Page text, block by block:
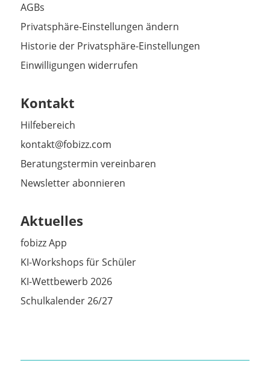
AGBs
Privatsphäre-Einstellungen ändern
Historie der Privatsphäre-Einstellungen
Einwilligungen widerrufen
Kontakt
Hilfebereich
kontakt@fobizz.com
Beratungstermin vereinbaren
Newsletter abonnieren
Aktuelles
fobizz App
KI-Workshops für Schüler
KI-Wettbewerb 2026
Schulkalender 26/27